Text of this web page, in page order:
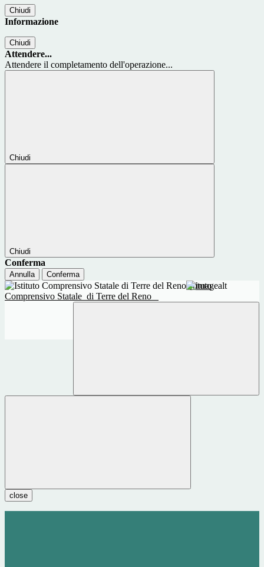
Chiudi
Informazione
Chiudi
Attendere...
Attendere il completamento dell'operazione...
Chiudi
Chiudi
Conferma
Annulla Conferma
Istituto
Comprensivo Statale di Terre del Reno
close